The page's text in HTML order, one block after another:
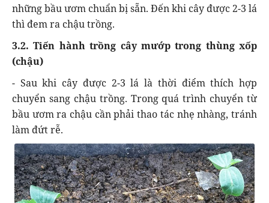
những bầu ươm chuẩn bị sẵn. Đến khi cây được 2-3 lá
thì đem ra chậu trồng.
3.2. Tiến hành trồng cây mướp trong thùng xốp
(chậu)
- Sau khi cây được 2-3 lá là thời điểm thích hợp
chuyển sang chậu trồng. Trong quá trình chuyển từ
bầu ươm ra chậu cần phải thao tác nhẹ nhàng, tránh
làm đứt rễ.